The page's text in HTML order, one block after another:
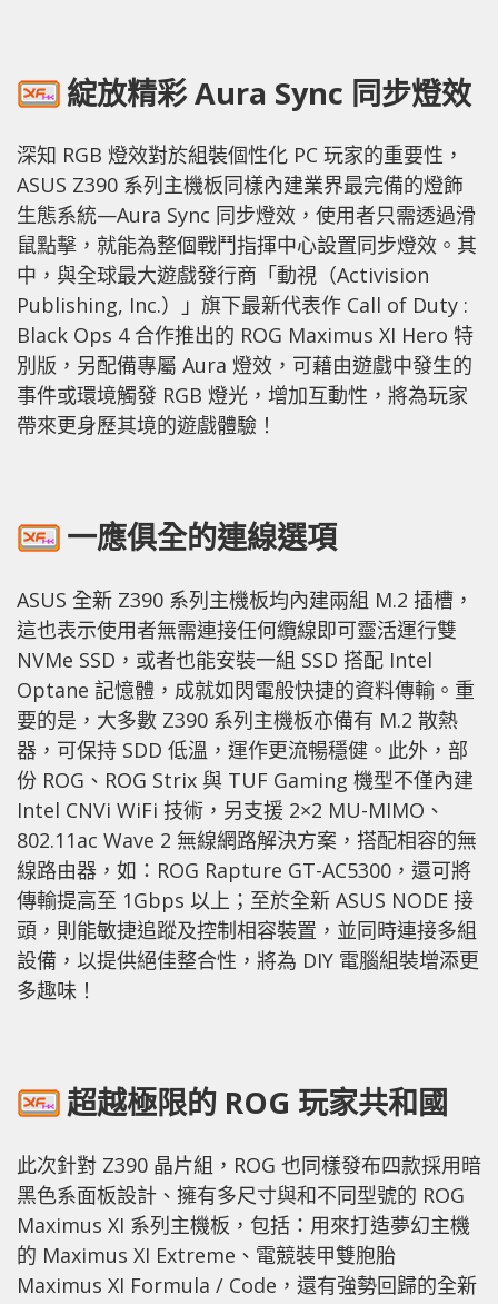
綻放精彩 Aura Sync 同步燈效
深知 RGB 燈效對於組裝個性化 PC 玩家的重要性，
ASUS Z390 系列主機板同樣內建業界最完備的燈飾
生態系統—Aura Sync 同步燈效，使用者只需透過滑
鼠點擊，就能為整個戰鬥指揮中心設置同步燈效。其
中，與全球最大遊戲發行商「動視（Activision
Publishing, Inc.）」旗下最新代表作 Call of Duty :
Black Ops 4 合作推出的 ROG Maximus XI Hero 特
別版，另配備專屬 Aura 燈效，可藉由遊戲中發生的
事件或環境觸發 RGB 燈光，增加互動性，將為玩家
帶來更身歷其境的遊戲體驗！
一應俱全的連線選項
ASUS 全新 Z390 系列主機板均內建兩組 M.2 插槽，
這也表示使用者無需連接任何纜線即可靈活運行雙
NVMe SSD，或者也能安裝一組 SSD 搭配 Intel
Optane 記憶體，成就如閃電般快捷的資料傳輸。重
要的是，大多數 Z390 系列主機板亦備有 M.2 散熱
器，可保持 SDD 低溫，運作更流暢穩健。此外，部
份 ROG、ROG Strix 與 TUF Gaming 機型不僅內建
Intel CNVi WiFi 技術，另支援 2×2 MU-MIMO、
802.11ac Wave 2 無線網路解決方案，搭配相容的無
線路由器，如：ROG Rapture GT-AC5300，還可將
傳輸提高至 1Gbps 以上；至於全新 ASUS NODE 接
頭，則能敏捷追蹤及控制相容裝置，並同時連接多組
設備，以提供絕佳整合性，將為 DIY 電腦組裝增添更
多趣味！
超越極限的 ROG 玩家共和國
此次針對 Z390 晶片組，ROG 也同樣發布四款採用暗
黑色系面板設計、擁有多尺寸與和不同型號的 ROG
Maximus XI 系列主機板，包括：用來打造夢幻主機
的 Maximus XI Extreme、電競裝甲雙胞胎
Maximus XI Formula / Code，還有強勢回歸的全新